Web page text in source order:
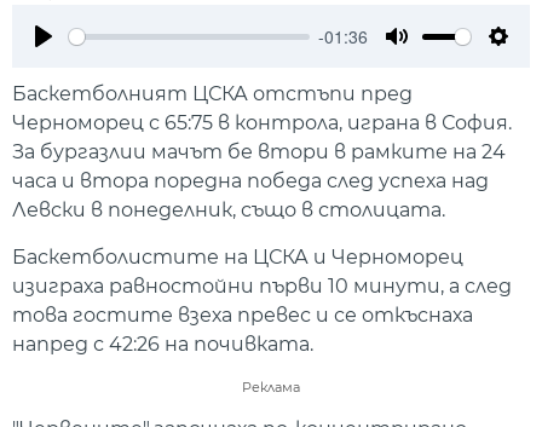
-01:36
Баскетболният ЦСКА отстъпи пред
Черноморец с 65:75 в контрола, играна в София.
За бургазлии мачът бе втори в рамките на 24
часа и втора поредна победа след успеха над
Левски в понеделник, също в столицата.
Баскетболистите на ЦСКА и Черноморец
изиграха равностойни първи 10 минути, а след
това гостите взеха превес и се откъснаха
напред с 42:26 на почивката.
Реклама